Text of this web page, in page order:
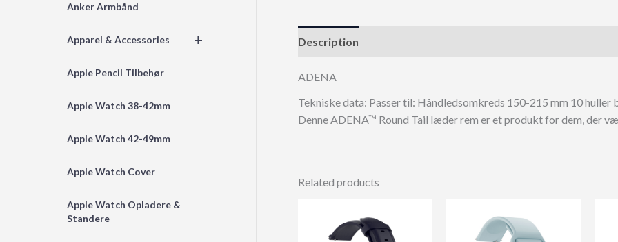
Anker Armbånd
+
Apparel & Accessories
Apple Pencil Tilbehør
Apple Watch 38-42mm
Apple Watch 42-49mm
Apple Watch Cover
Apple Watch Opladere &
Standere
Description
ADENA
Tekniske data: Passer til: Håndledsomkreds 150-215 mm 10 huller
Denne ADENA™ Round Tail læder rem er et produkt for dem, der
Related products